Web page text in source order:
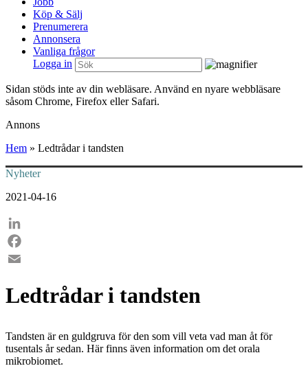
Köp & Sälj
Prenumerera
Annonsera
Vanliga frågor
Logga in
Sidan stöds inte av din webläsare. Använd en nyare webbläsare
såsom Chrome, Firefox eller Safari.
Annons
Hem » Ledtrådar i tandsten
Nyheter
2021-04-16
LinkedIn
Facebook
Ledtrådar i tandsten
Tandsten är en guldgruva för den som vill veta vad man åt för
tusentals år sedan. Här finns även information om det orala
mikrobiomet.